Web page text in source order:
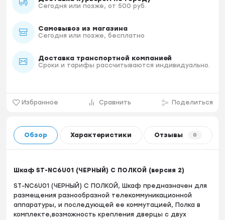
Сегодня или позже, от 500 руб.
Самовывоз из магазина
Сегодня или позже, бесплатно
Доставка транспортной компанией
Сроки и тарифы рассчитываются индивидуально.
Избранное Сравнить Поделиться
Обзор Характеристики Отзывы 0
Шкаф ST-NC6U01 (ЧЕРНЫЙ) С ПОЛКОЙ (версия 2)
ST-NC6U01 (ЧЕРНЫЙ) С ПОЛКОЙ, Шкаф предназначен для
размещения разнообразной телекоммуникационной
аппаратуры, и последующей ее коммутацией, Полка в
комплекте,возможность крепления дверцы с двух